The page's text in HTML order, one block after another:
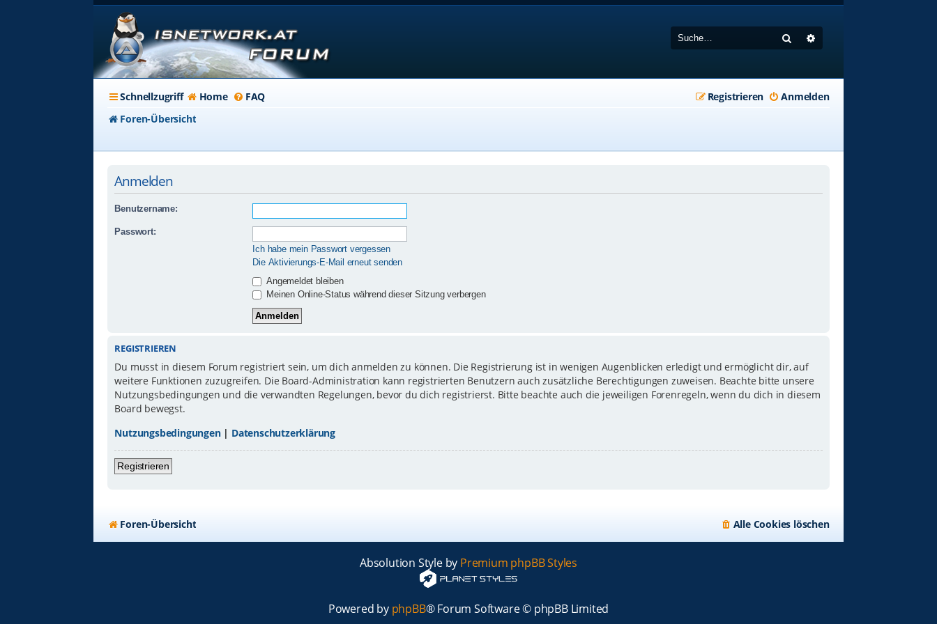
Suche
Schnellzugriff Home FAQ Anmelden
Registrieren
Foren-Übersicht
Anmelden
Benutzername:
Passwort:
Ich habe mein Passwort vergessen
Die Aktivierungs-E-Mail erneut senden
Angemeldet bleiben
Meinen Online-Status während dieser Sitzung verbergen
REGISTRIEREN
Du musst in diesem Forum registriert sein, um dich anmelden zu können. Die Registrierung ist in wenigen Augenblicken erledigt und ermöglicht dir, auf
weitere Funktionen zuzugreifen. Die Board-Administration kann registrierten Benutzern auch zusätzliche Berechtigungen zuweisen. Beachte bitte unsere
Nutzungsbedingungen und die verwandten Regelungen, bevor du dich registrierst. Bitte beachte auch die jeweiligen Forenregeln, wenn du dich in diesem
Board bewegst.
Nutzungsbedingungen| Datenschutzerklärung
Registrieren
Foren-Übersicht Alle Cookies löschen
Absolution Style by Premium phpBB Styles
Powered by phpBB® Forum Software © phpBB Limited